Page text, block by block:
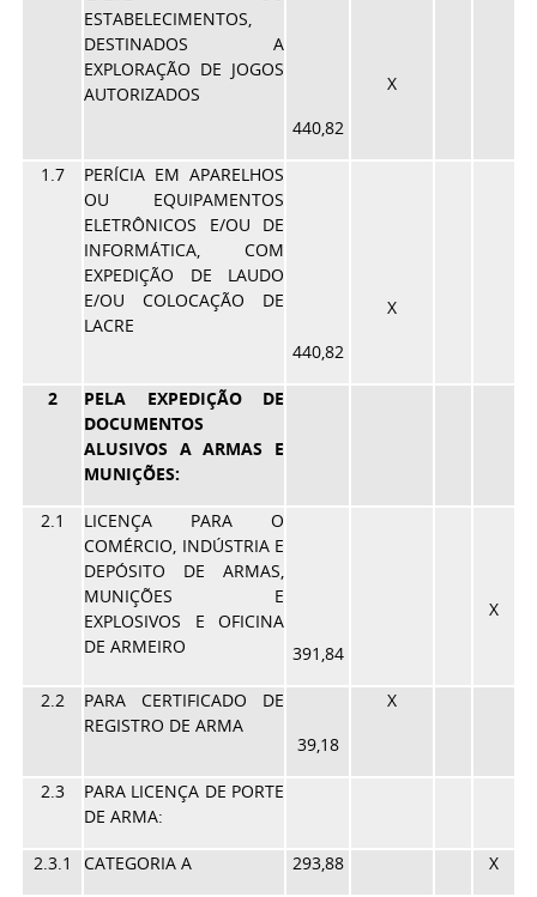
ESTABELECIMENTOS,
DESTINADOS A
EXPLORAÇÃO DE JOGOS
AUTORIZADOS
440,82
X
1.7
PERÍCIA EM APARELHOS
OU EQUIPAMENTOS
ELETRÔNICOS E/OU DE
INFORMÁTICA, COM
EXPEDIÇÃO DE LAUDO
E/OU COLOCAÇÃO DE
LACRE
440,82
X
2
PELA EXPEDIÇÃO DE
DOCUMENTOS
ALUSIVOS A ARMAS E
MUNIÇÕES:
2.1
LICENÇA PARA O
COMÉRCIO, INDÚSTRIA E
DEPÓSITO DE ARMAS,
MUNIÇÕES E
EXPLOSIVOS E OFICINA
DE ARMEIRO
391,84
X
2.2
PARA CERTIFICADO DE
REGISTRO DE ARMA
39,18
X
2.3
PARA LICENÇA DE PORTE
DE ARMA:
2.3.1 CATEGORIA A 293,88 X